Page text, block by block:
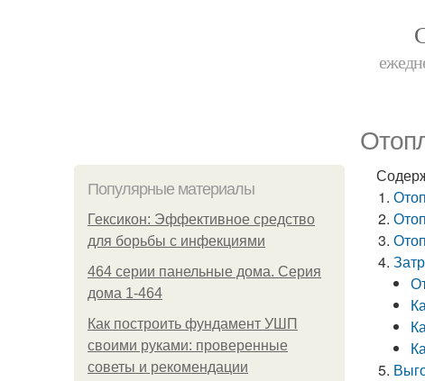
Популярные материалы
Гексикон: Эффективное средство
для борьбы с инфекциями
464 серии панельные дома. Серия
дома 1-464
Как построить фундамент УШП
своими руками: проверенные
советы и рекомендации